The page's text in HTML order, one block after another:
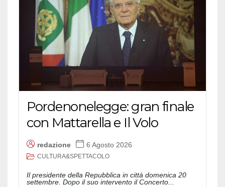
Pordenonelegge: gran finale
con Mattarella e Il Volo
redazione 6 Agosto 2026
CULTURA&SPETTACOLO
Il presidente della Repubblica in città domenica 20
settembre. Dopo il suo intervento il Concerto...